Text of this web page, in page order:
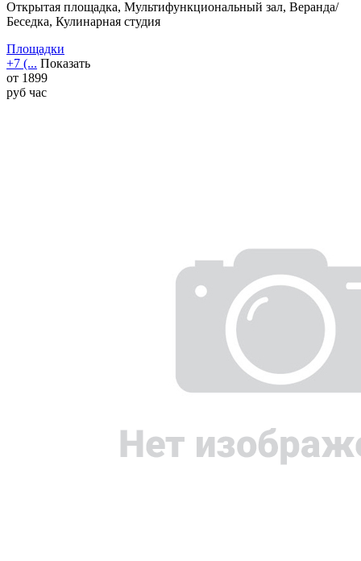
Открытая площадка, Мультифункциональный зал, Веранда/
Беседка, Кулинарная студия
Площадки
+7 (... Показать
от 1899
руб час